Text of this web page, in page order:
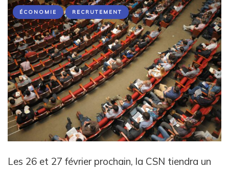
ÉCONOMIE RECRUTEMENT
Les 26 et 27 février prochain, la CSN tiendra un